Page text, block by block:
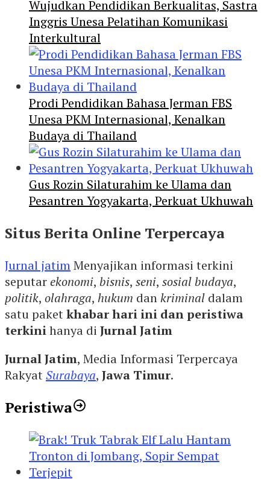
Wujudkan Pendidikan Berkualitas, Sastra
Inggris Unesa Pelatihan Komunikasi
Interkultural
Prodi Pendidikan Bahasa Jerman FBS
Unesa PKM Internasional, Kenalkan
Budaya di Thailand
Gus Rozin Silaturahim ke Ulama dan
Pesantren Yogyakarta, Perkuat Ukhuwah
Situs Berita Online Terpercaya
Jurnal jatimMenyajikan informasi terkini
seputarekonomi, bisnis, seni, sosial budaya,
politik, olahraga, hukum dankriminal dalam
satu paketkhabar hari ini dan peristiwa
terkinihanya di Jurnal Jatim
Jurnal Jatim, Media Informasi Terpercaya
RakyatSurabaya, Jawa Timur.
Peristiwa